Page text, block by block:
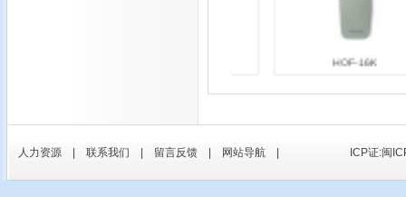
HOF-16K
人力资源 联系我们 留言反馈 网站导航 ICP证:闽